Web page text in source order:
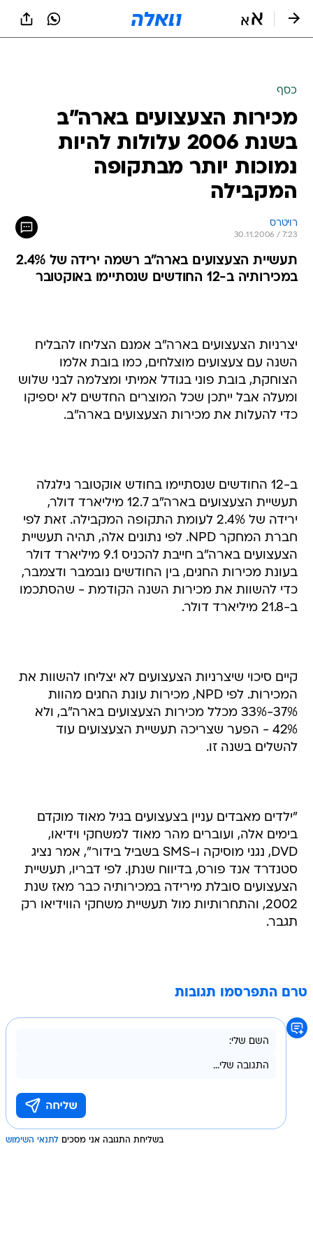
כסף
מכירות הצעצועים בארה"ב
בשנת 2006 עלולות להיות
נמוכות יותר מבתקופה
המקבילה
רויטרס
30.11.2006 / 7:23
תעשיית הצעצועים בארה"ב רשמה ירידה של 2.4%
במכירותיה ב-12 החודשים שנסתיימו באוקטובר
יצרניות הצעצועים בארה"ב אמנם הצליחו להבליח
השנה עם צעצועים מוצלחים, כמו בובת אלמו
הצוחקת, בובת פוני בגודל אמיתי ומצלמה לבני שלוש
ומעלה אבל ייתכן שכל המוצרים החדשים לא יספיקו
כדי להעלות את מכירות הצעצועים בארה"ב.
ב-12 החודשים שנסתיימו בחודש אוקטובר גילגלה
תעשיית הצעצועים בארה"ב 12.7 מיליארד דולר,
ירידה של 2.4% לעומת התקופה המקבילה. זאת לפי
חברת המחקר NPD. לפי נתונים אלה, תהיה תעשיית
הצעצועים בארה"ב חייבת להכניס 9.1 מיליארד דולר
בעונת מכירות החגים, בין החודשים נובמבר ודצמבר,
כדי להשוות את מכירות השנה הקודמת - שהסתכמו
ב-21.8 מיליארד דולר.
קיים סיכוי שיצרניות הצעצועים לא יצליחו להשוות את
המכירות. לפי NPD, מכירות עונת החגים מהוות
37%-33% מכלל מכירות הצעצועים בארה"ב, ולא
42% - הפער שצריכה תעשיית הצעצועים עוד
להשלים בשנה זו.
"ילדים מאבדים עניין בצעצועים בגיל מאוד מוקדם
בימים אלה, ועוברים מהר מאוד למשחקי וידיאו,
DVD, נגני מוסיקה ו-SMS בשביל בידור", אמר נציג
סטנדרד אנד פורס, בדיווח שנתן. לפי דבריו, תעשיית
הצעצועים סובלת מירידה במכירותיה כבר מאז שנת
2002, והתחרותיות מול תעשיית משחקי הווידיאו רק
תגבר.
טרם התפרסמו תגובות
בשליחת התגובה אני מסכים לתנאי השימוש